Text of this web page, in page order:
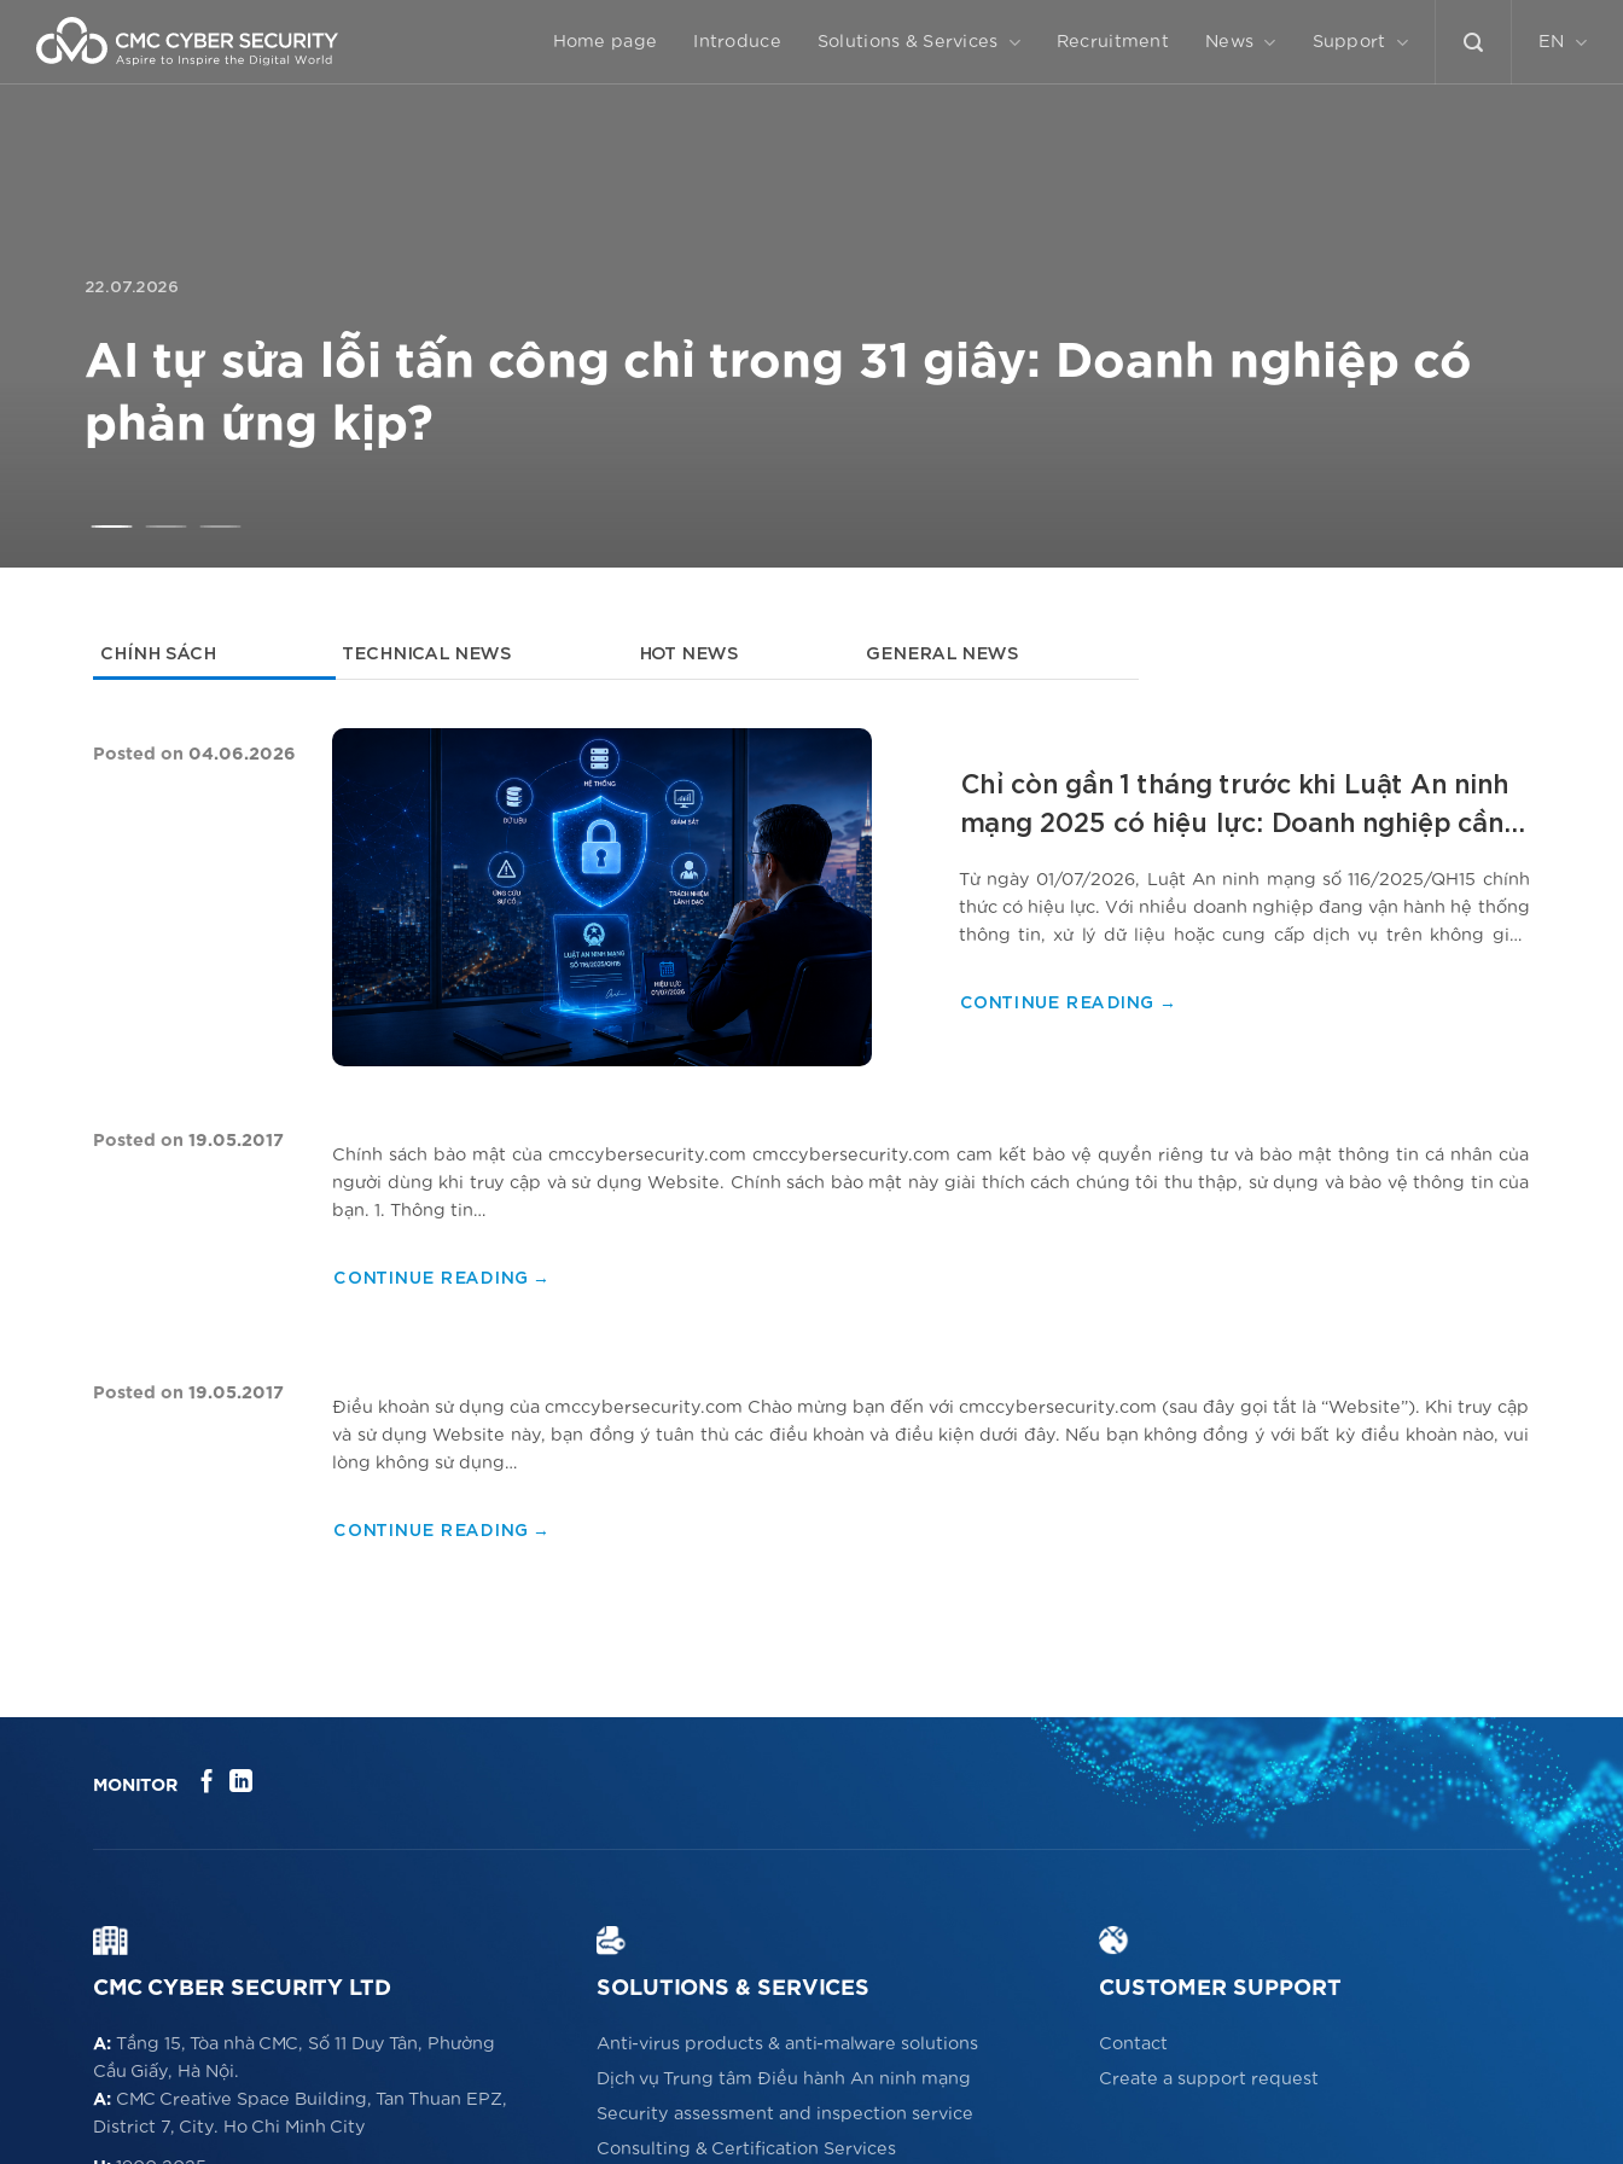
content
Home page Introduce Solutions & Services Recruitment News Support EN
22.07.2026
AI tự sửa lỗi tấn công chỉ trong 31 giây: Doanh nghiệp có
phản ứng kịp?
CHÍNH SÁCH TECHNICAL NEWS HOT NEWS GENERAL NEWS
Posted on 04.06.2026
Chỉ còn gần 1 tháng trước khi Luật An ninh
mạng 2025 có hiệu lực: Doanh nghiệp cần
Từ ngày 01/07/2026, Luật An ninh mạng số 116/2025/QH15 chính
thức có hiệu lực. Với nhiều doanh nghiệp đang vận hành hệ thống
thông tin, xử lý dữ liệu hoặc cung cấp dịch vụ trên không gian
CONTINUE READING →
Posted on 19.05.2017
Chính sách bảo mật của cmccybersecurity.com cmccybersecurity.com cam kết bảo vệ quyền riêng tư và bảo mật thông tin cá nhân của
người dùng khi truy cập và sử dụng Website. Chính sách bảo mật này giải thích cách chúng tôi thu thập, sử dụng và bảo vệ thông tin của
bạn. 1. Thông tin…
CONTINUE READING →
Posted on 19.05.2017
Điều khoản sử dụng của cmccybersecurity.com Chào mừng bạn đến với cmccybersecurity.com (sau đây gọi tắt là “Website”). Khi truy cập
và sử dụng Website này, bạn đồng ý tuân thủ các điều khoản và điều kiện dưới đây. Nếu bạn không đồng ý với bất kỳ điều khoản nào, vui
lòng không sử dụng…
CONTINUE READING →
MONITOR
CMC CYBER SECURITY LTD
A: Tầng 15, Tòa nhà CMC, Số 11 Duy Tân, Phường
Cầu Giấy, Hà Nội.
A: CMC Creative Space Building, Tan Thuan EPZ,
District 7, City. Ho Chi Minh City
SOLUTIONS & SERVICES
Anti-virus products & anti-malware solutions
Dịch vụ Trung tâm Điều hành An ninh mạng
Security assessment and inspection service
Consulting & Certification Services
CUSTOMER SUPPORT
Contact
Create a support request